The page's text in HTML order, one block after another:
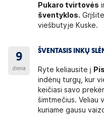
Pukaro tvirtovės
šventyklos.
viešbutyje Kuske.
9
diena
ŠVENTASIS INKŲ
Ryte keliausite į
indėnų turgų, kur
keičiasi savo
šimtmečius. Veliau
kuriame gausu